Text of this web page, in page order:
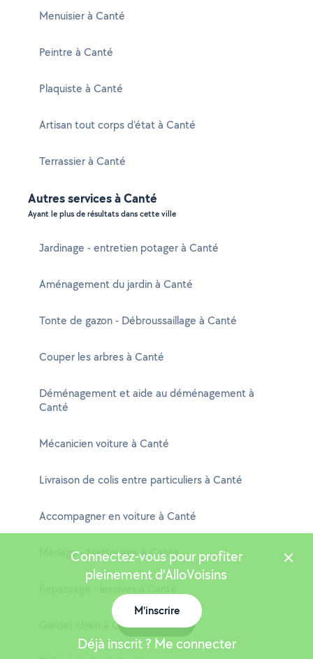
Menuisier à Canté
Peintre à Canté
Plaquiste à Canté
Artisan tout corps d'état à Canté
Terrassier à Canté
Autres services à Canté
Ayant le plus de résultats dans cette ville
Jardinage - entretien potager à Canté
Aménagement du jardin à Canté
Tonte de gazon - Débroussaillage à Canté
Couper les arbres à Canté
Déménagement et aide au déménagement à
Canté
Mécanicien voiture à Canté
Livraison de colis entre particuliers à Canté
Accompagner en voiture à Canté
Ménage - Nettoyage à Canté
Garder chien à Canté
Connectez-vous pour profiter
pleinement d'AlloVoisins
M'inscrire
Déjà inscrit ? Me connecter